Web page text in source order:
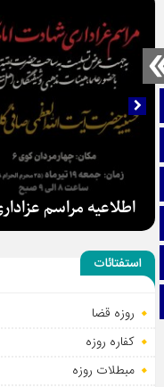
صفحه نخست
آپارات
اینستاگرام
اطلاعیه مراسم
استفتائات
روزه قضا
کفاره روزه
مبطلات روزه